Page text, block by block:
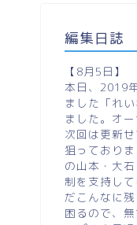
編集日誌
【8月5日】
本日、2019
ました「れ
ました。オ
次回は更新
狙っており
の山本・大
制を支持し
だこんなに
困るので、